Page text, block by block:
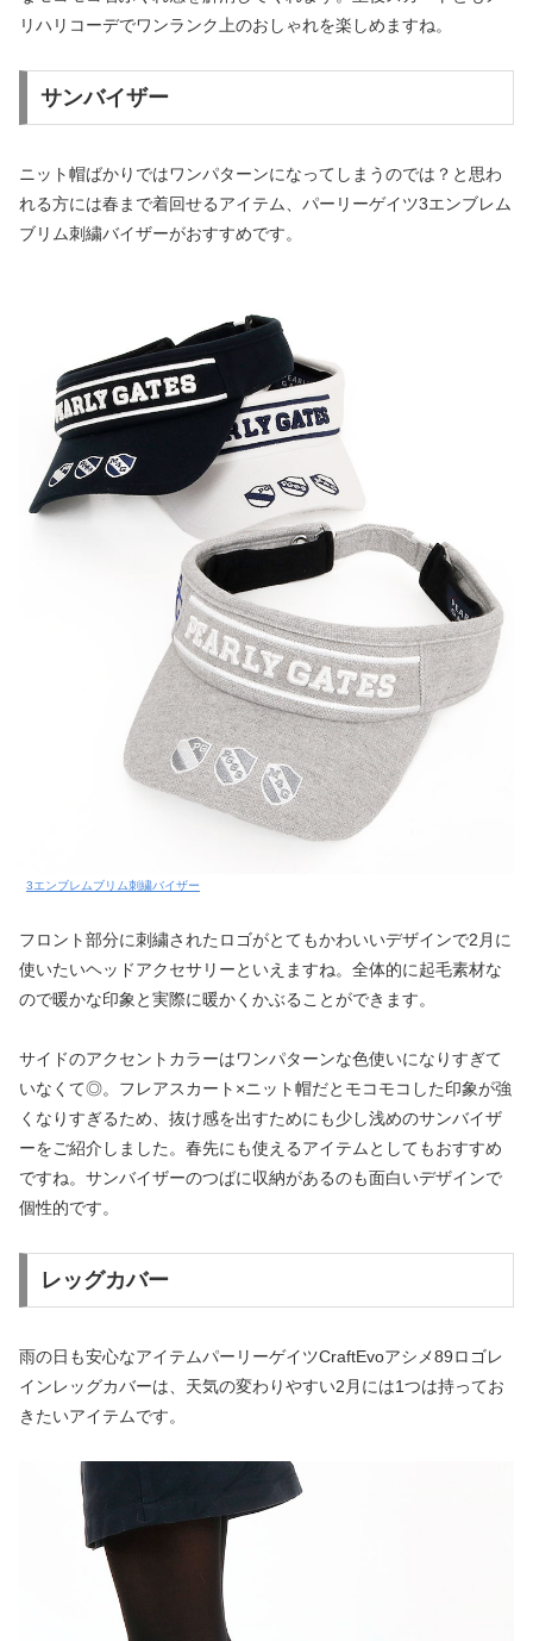
リハリコーデでワンランク上のおしゃれを楽しめますね。
サンバイザー
ニット帽ばかりではワンパターンになってしまうのでは？と思わ
れる方には春まで着回せるアイテム、パーリーゲイツ3エンブレム
ブリム刺繍バイザーがおすすめです。
3エンブレムブリム刺繍バイザー
フロント部分に刺繍されたロゴがとてもかわいいデザインで2月に
使いたいヘッドアクセサリーといえますね。全体的に起毛素材な
ので暖かな印象と実際に暖かくかぶることができます。
サイドのアクセントカラーはワンパターンな色使いになりすぎて
いなくて◎。フレアスカート×ニット帽だとモコモコした印象が強
くなりすぎるため、抜け感を出すためにも少し浅めのサンバイザ
ーをご紹介しました。春先にも使えるアイテムとしてもおすすめ
ですね。サンバイザーのつばに収納があるのも面白いデザインで
個性的です。
レッグカバー
雨の日も安心なアイテムパーリーゲイツCraftEvoアシメ89ロゴレ
インレッグカバーは、天気の変わりやすい2月には1つは持ってお
きたいアイテムです。